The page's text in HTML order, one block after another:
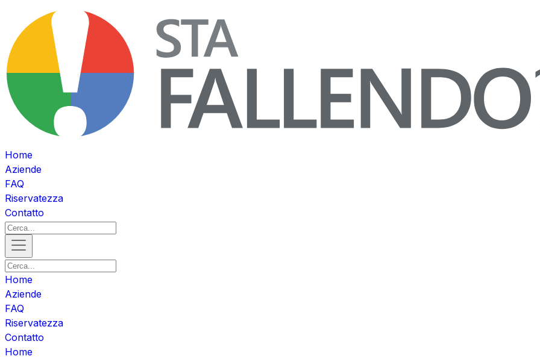
Home
Aziende
FAQ
Riservatezza
Contatto
Home
Aziende
FAQ
Riservatezza
Contatto
Home